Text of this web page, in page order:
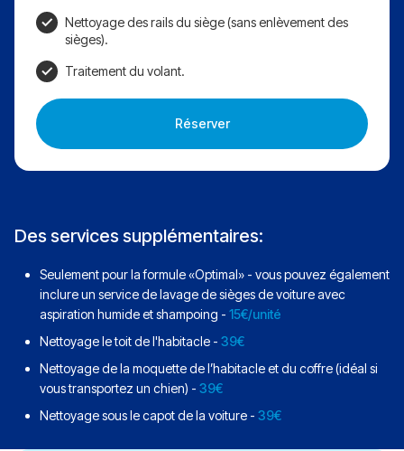
Nettoyage des rails du siège (sans enlèvement des
sièges).
Traitement du volant.
Réserver
Des services supplémentaires:
Seulement pour la formule «Optimal» - vous pouvez également
inclure un service de lavage de sièges de voiture avec
aspiration humide et shampoing - 15€/unité
Nettoyage le toit de l'habitacle - 39€
Nettoyage de la moquette de l’habitacle et du coffre (idéal si
vous transportez un chien) - 39€
Nettoyage sous le capot de la voiture - 39€